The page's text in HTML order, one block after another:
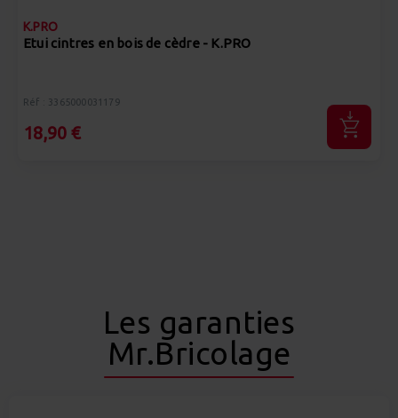
K.PRO
Etui cintres en bois de cèdre - K.PRO
Réf : 3365000031179
18,90 €
Les garanties
Mr.Bricolage